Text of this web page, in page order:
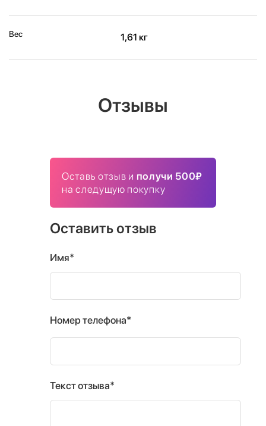
Вес 1,61 кг
Отзывы
Оставь отзыв и получи 500₽
на следущую покупку
Оставить отзыв
Имя*
Номер телефона*
Текст отзыва*